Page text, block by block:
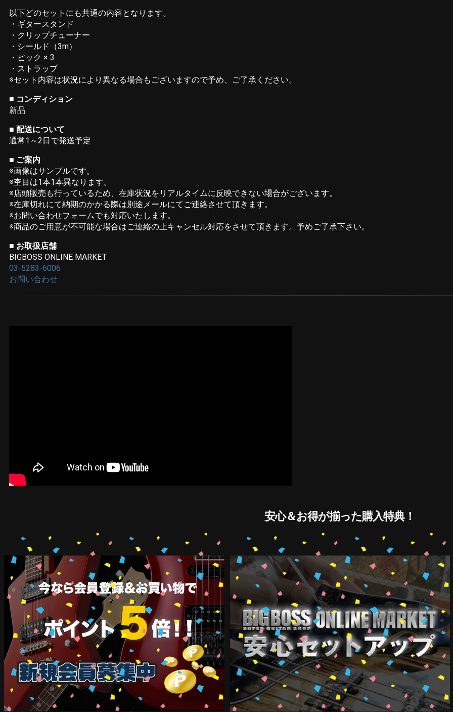
以下どのセットにも共通の内容となります。
・ギタースタンド
・クリップチューナー
・シールド（3m）
・ピック × 3
・ストラップ
※セット内容は状況により異なる場合もございますので予め、ご了承ください。
■ コンディション
新品
■ 配送について
通常1～2日で発送予定
■ ご案内
※画像はサンプルです。
※杢目は1本1本異なります。
※店頭販売も行っているため、在庫状況をリアルタイムに反映できない場合がございます。
※在庫切れにて納期のかかる際は別途メールにてご連絡させて頂きます。
※お問い合わせフォームでも対応いたします。
※商品のご用意が不可能な場合はご連絡の上キャンセル対応をさせて頂きます。予めご了承下さい。
■ お取扱店舗
BIGBOSS ONLINE MARKET
03-5283-6006
お問い合わせ
安心＆お得が揃った購入特典！